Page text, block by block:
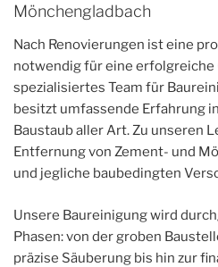
Mönchengladbach
Nach Renovierungen ist eine
notwendig für eine erfolgreiche
spezialisiertes Team für
besitzt umfassende Erfahrung
Baustaub aller Art. Zu unseren
Entfernung von Zement- und
und jegliche baubedingten
Unsere Baureinigung wird
Phasen: von der groben
präzise Säuberung bis hin zur